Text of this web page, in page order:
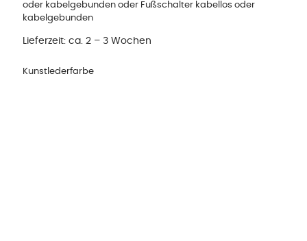
oder kabelgebunden oder Fußschalter kabellos oder
kabelgebunden
Lieferzeit: ca. 2 – 3 Wochen
Kunstlederfarbe